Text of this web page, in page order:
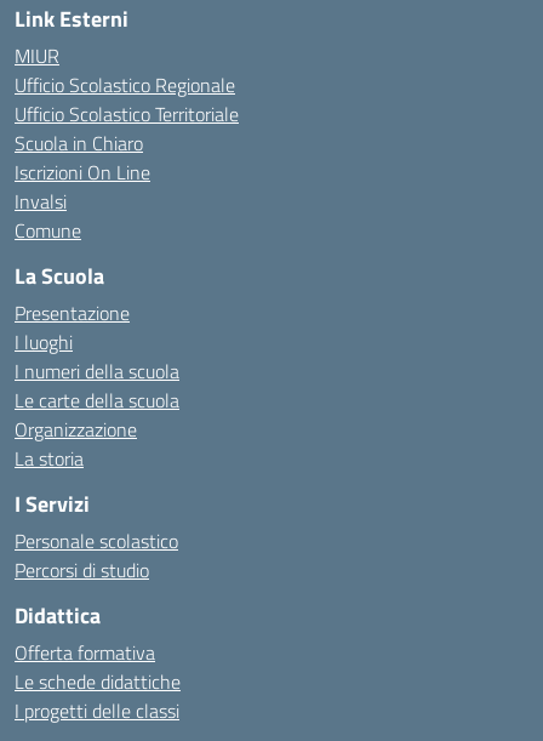
Link Esterni
MIUR
Ufficio Scolastico Regionale
Ufficio Scolastico Territoriale
Scuola in Chiaro
Iscrizioni On Line
Invalsi
Comune
La Scuola
Presentazione
I luoghi
I numeri della scuola
Le carte della scuola
Organizzazione
La storia
I Servizi
Personale scolastico
Percorsi di studio
Didattica
Offerta formativa
Le schede didattiche
I progetti delle classi